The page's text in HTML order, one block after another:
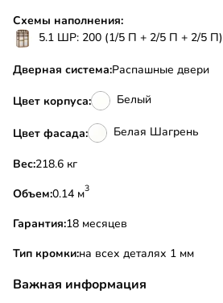
Схемы наполнения:
5.1 ШР: 200 (1/5 П + 2/5 П + 2/5 П)
Дверная система:Распашные двери
Цвет корпуса: Белый
Цвет фасада: Белая Шагрень
Вес:
218.6 кг
Объем:
0.14 м3
Гарантия:18 месяцев
Тип кромки:на всех деталях 1 мм
Важная информация